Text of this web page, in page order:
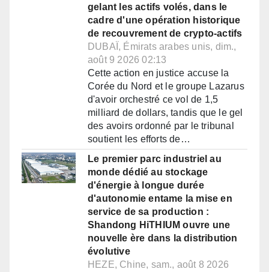
gelant les actifs volés, dans le
cadre d'une opération historique
de recouvrement de crypto-actifs
DUBAÏ, Émirats arabes unis, dim.,
août 9 2026 02:13
Cette action en justice accuse la
Corée du Nord et le groupe Lazarus
d'avoir orchestré ce vol de 1,5
milliard de dollars, tandis que le gel
des avoirs ordonné par le tribunal
soutient les efforts de…
Le premier parc industriel au
monde dédié au stockage
d'énergie à longue durée
d'autonomie entame la mise en
service de sa production :
Shandong HiTHIUM ouvre une
nouvelle ère dans la distribution
évolutive
HEZE, Chine, sam., août 8 2026